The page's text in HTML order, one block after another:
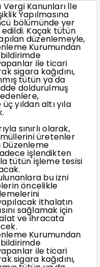
Vergi Kanunları İle
Yapılmasına
bölümünde yer
Kaçak tütün
düzenlemeyle,
Kurumundan
ile ticari
sigara kağıdını,
tütün ya da
doldurulmuş
yıldan altı yıla
sınırlı olarak,
üretenler
Düzenleme
işlendikten
tütün işleme tesisi
bu izni
öncelikle
ithalatın
sağlamak için
ve ihracata
Kurumundan
ile ticari
sigara kağıdını,